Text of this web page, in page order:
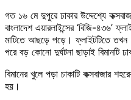
গত ১৬ মে দুপুরে ঢাকার উদ্দেশ্যে
বাংলাদেশ এয়ারলাইন্সের ‘বিজি-৪৩৬’
মাটিতে আছড়ে পড়ে। ফ্লাইটটিতে
পরে বড় কোনো দুর্ঘটনা ছাড়াই বিমানটি
বিমানের খুলে পড়া চাকাটি কক্সবাজার
হয়।